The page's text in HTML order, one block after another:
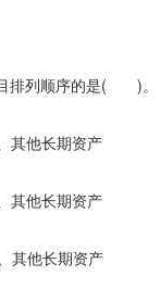
排列顺序的是( )。
其他长期资产
其他长期资产
其他长期资产